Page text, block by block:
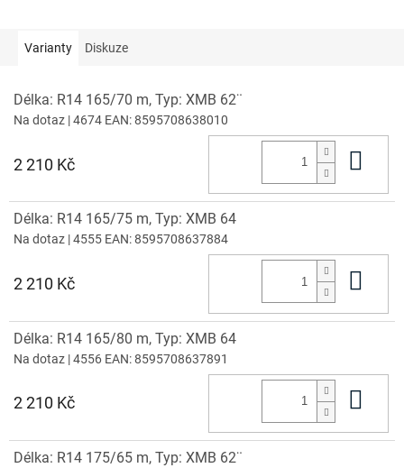
Varianty Diskuze
Délka: R14 165/70 m, Typ: XMB 62¨
Na dotaz | 4674 EAN:8595708638010
2 210 Kč
Délka: R14 165/75 m, Typ: XMB 64
Na dotaz | 4555 EAN:8595708637884
2 210 Kč
Délka: R14 165/80 m, Typ: XMB 64
Na dotaz | 4556 EAN:8595708637891
2 210 Kč
Délka: R14 175/65 m, Typ: XMB 62¨